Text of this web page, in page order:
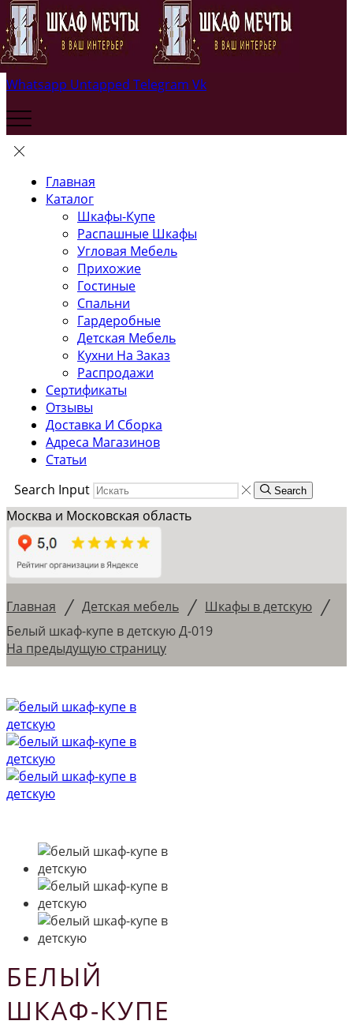
Whatsapp Untapped Telegram Vk
Главная
Каталог
Шкафы-Купе
Распашные Шкафы
Угловая Мебель
Прихожие
Гостиные
Спальни
Гардеробные
Детская Мебель
Кухни На Заказ
Распродажи
Сертификаты
Отзывы
Доставка И Сборка
Адреса Магазинов
Статьи
Search Input
Search
Москва и Московская область
Главная / Детская мебель / Шкафы в детскую /
Белый шкаф-купе в детскую Д-019
На предыдущую страницу
БЕЛЫЙ
ШКАФ-КУПЕ